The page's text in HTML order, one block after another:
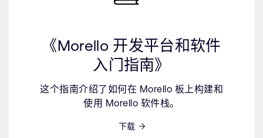
《Morello 开发平台和软件
入门指南》
这个指南介绍了如何在 Morello 板上构建和
使用 Morello 软件栈。
下载